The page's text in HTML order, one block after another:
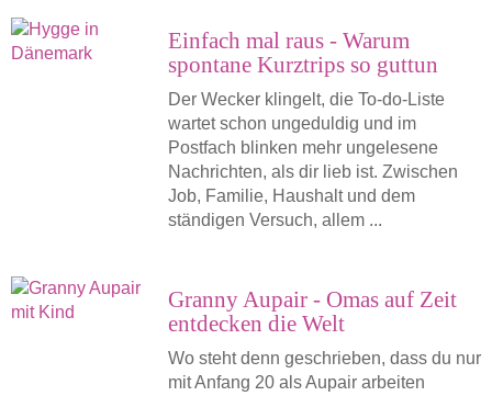
Einfach mal raus - Warum
spontane Kurztrips so guttun
Der Wecker klingelt, die To-do-Liste
wartet schon ungeduldig und im
Postfach blinken mehr ungelesene
Nachrichten, als dir lieb ist. Zwischen
Job, Familie, Haushalt und dem
ständigen Versuch, allem ...
Granny Aupair - Omas auf Zeit
entdecken die Welt
Wo steht denn geschrieben, dass du nur
mit Anfang 20 als Aupair arbeiten